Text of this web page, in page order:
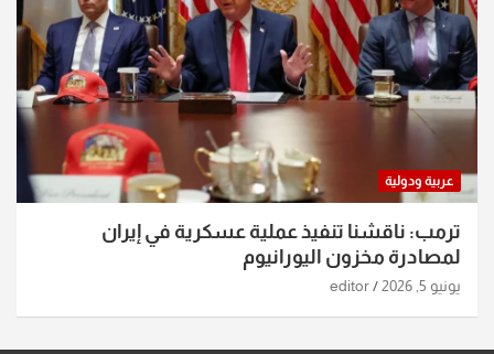
عربية ودولية
ترمب: ناقشنا تنفيذ عملية عسكرية في إيران
لمصادرة مخزون اليورانيوم
يونيو 5, 2026 editor